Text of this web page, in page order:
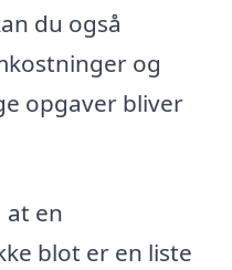
du også
og
opgaver bliver
at en
blot er en liste